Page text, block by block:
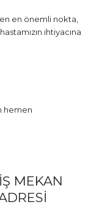
en önemli nokta,
ihtiyacına
hemen
MEKAN